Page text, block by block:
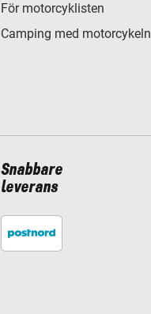
För motorcyklisten
Camping med motorcykeln
Snabbare
leverans